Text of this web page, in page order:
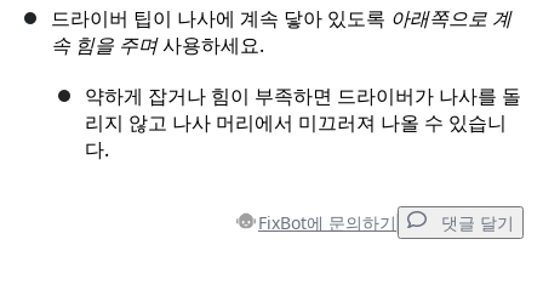
드라이버 팁이 나사에 계속 닿아 있도록 아래쪽으로 계
속 힘을 주며사용하세요.
약하게 잡거나 힘이 부족하면 드라이버가 나사를 돌
리지 않고 나사 머리에서 미끄러져 나올 수 있습니
다.
FixBot에 문의하기 댓글 달기